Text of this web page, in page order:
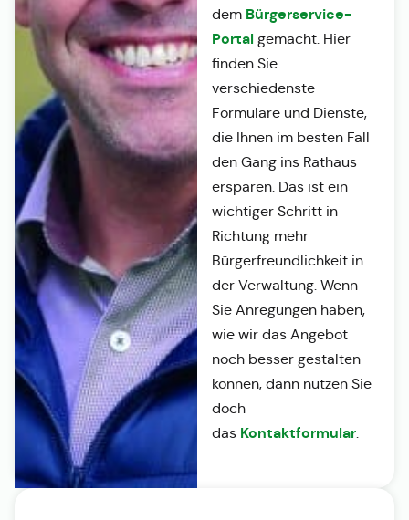
dem Bürgerservice-
Portalgemacht. Hier
finden Sie
verschiedenste
Formulare und Dienste,
die Ihnen im besten Fall
den Gang ins Rathaus
ersparen. Das ist ein
wichtiger Schritt in
Richtung mehr
Bürgerfreundlichkeit in
der Verwaltung. Wenn
Sie Anregungen haben,
wie wir das Angebot
noch besser gestalten
können, dann nutzen Sie
doch
das Kontaktformular.